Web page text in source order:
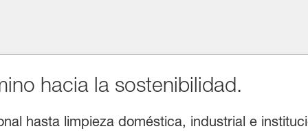
hacia la sostenibilidad.
hasta limpieza doméstica, industrial e